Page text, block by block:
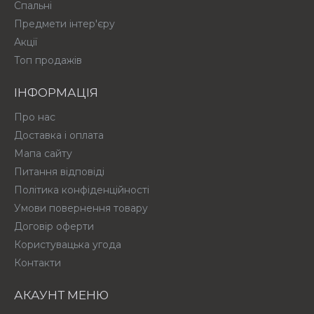
Спальні
Предмети інтер'єру
Акції
Топ продажів
ІНФОРМАЦІЯ
Про нас
Доставка і оплата
Мапа сайту
Питання відповіді
Політика конфіденційності
Умови повернення товару
Договір оферти
Користувацька угода
Контакти
АКАУНТ МЕНЮ